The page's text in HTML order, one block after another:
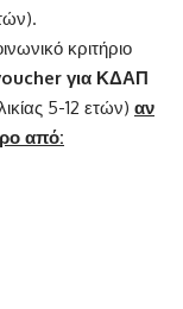
κριτήριο
για ΚΔΑΠ
5-12 ετών) αν
από: